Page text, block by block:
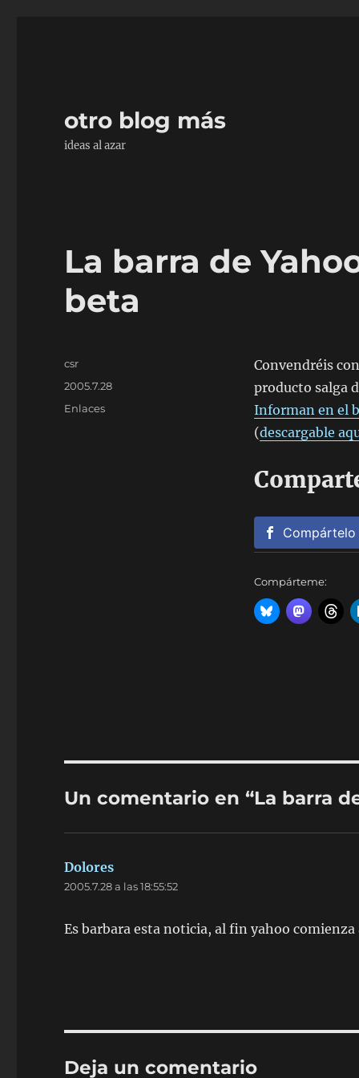
otro blog más
ideas al azar
La barra de
beta
Convendréis
producto salga
Informan en el
(descargable
Compártelo
Compárteme:
Autor
csr
Publicado
2005.7.28
Categorías
Enlaces
Un comentario en “La barra
Dolores
2005.7.28 a las 18:55:52
Es barbara esta noticia, al fin yahoo
Deja un comentario